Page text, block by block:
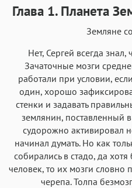
Аа Аа
Аа
Helvetica Neue
Аа
Arial
Аа Аа
Глава 1. Планета
Земляне
Нет, Сергей всегда
Зачаточные мозги
работали при условии,
один, хорошо
стенки и задавать
землянин, поставленный
судорожно активировал
начинал думать. Но как
собирались в стадо, да
человек, то их мозги словно
черепа. Толпа